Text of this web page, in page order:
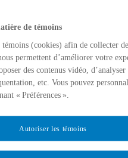
contributions
et prix
de témoins
témoins (cookies) afin de collecter
permettent d’améliorer votre
des contenus vidéo, d’analyser
etc. Vous pouvez
« Préférences ».
Autoriser les témoins